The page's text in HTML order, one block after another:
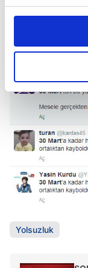
Bu çerezlere izin
daha iyi reklam
amacımızın
olduğunu ve
elimizden gelen
reklamların
kalemimiz
Her halükârda,
takdirde,
Sizlere daha iyi
kullanılmaktadır.
verileriniz
Yolsuzluk